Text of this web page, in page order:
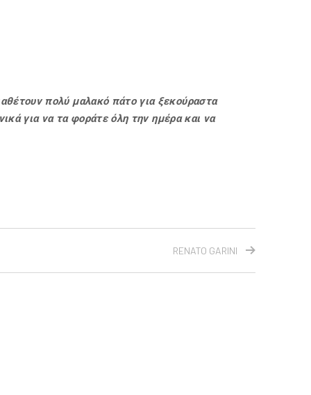
πολύ μαλακό πάτο για ξεκούραστα
για να τα φοράτε όλη την ημέρα και να
RENATO GARINI